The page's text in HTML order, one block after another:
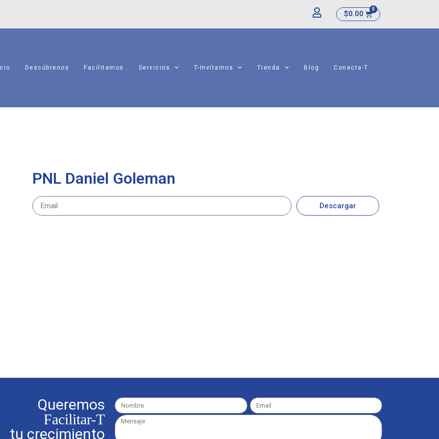
$0.00
Descúbrenos Facilitamos Servicios T-Invitamos Tienda Blog Conecta-T
PNL Daniel Goleman
Descargar
Queremos
Facilitar-T
tu crecimiento